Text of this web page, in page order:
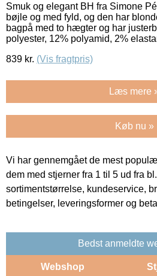
Smuk og elegant BH fra Simone
bøjle og med fyld, og den har
bagpå med to hægter og har
polyester, 12% polyamid, 2%
839 kr. (Vis fragtpris)
Læs mere
Køb nu »
Vi har gennemgået de mest
dem med stjerner fra 1 til 5 ud fra
sortimentstørrelse, kundeservice,
betingelser, leveringsformer og
Bedst anmeldte
Webshop